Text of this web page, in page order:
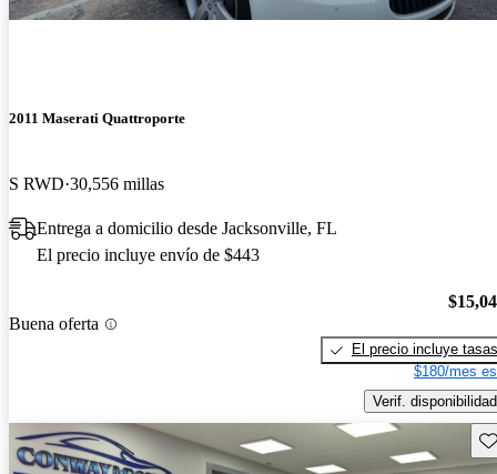
2011 Maserati Quattroporte
S RWD 30,556 millas
Entrega a domicilio desde Jacksonville, FL
El precio incluye envío de $443
Buena oferta
El precio incluye tasas
$180/mes
Verif. disponibilidad